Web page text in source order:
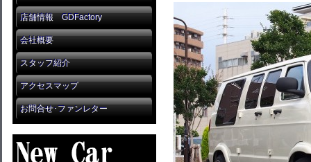
店舗情報 GDFactory
会社概要
スタッフ紹介
アクセスマップ
お問合せ･ファンレター